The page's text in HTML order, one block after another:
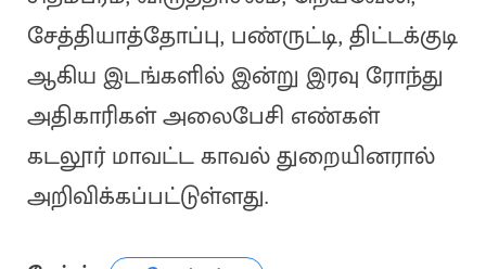
சேத்தியாத்தோப்பு, பண்ருட்டி, திட்டக்குடி
ஆகிய இடங்களில் இன்று இரவு ரோந்து
அதிகாரிகள் அலைபேசி எண்கள்
கடலூர் மாவட்ட காவல் துறையினரால்
அறிவிக்கப்பட்டுள்ளது.